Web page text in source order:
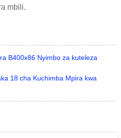
mbili.
B400x86 Nyimbo za kuteleza
18 cha Kuchimba Mpira kwa